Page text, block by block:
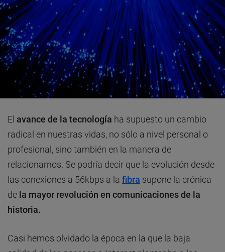
El avance de la tecnología ha supuesto un cambio
radical en nuestras vidas, no sólo a nivel personal o
profesional, sino también en la manera de
relacionarnos. Se podría decir que la evolución desde
las conexiones a 56kbps a la fibra supone la crónica
de la mayor revolución en comunicaciones de la
historia.
Casi hemos olvidado la época en la que la baja